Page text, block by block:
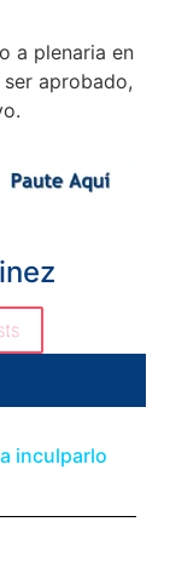
a plenaria en
aprobado,
inculparlo